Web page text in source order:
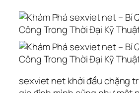
sexviet net khởi đầu chặng